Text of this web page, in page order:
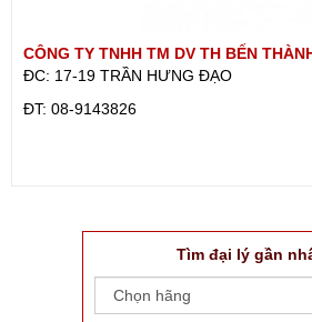
CÔNG TY TNHH TM DV TH BẾN
ĐC: 17-19 TRẦN HƯNG ĐẠO
ÐT: 08-9143826
Tìm đại lý gần